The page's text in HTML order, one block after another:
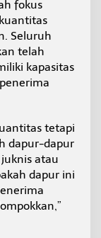
fokus
Seluruh
telah
kapasitas
tetapi
dapur-dapur
atau
dapur ini